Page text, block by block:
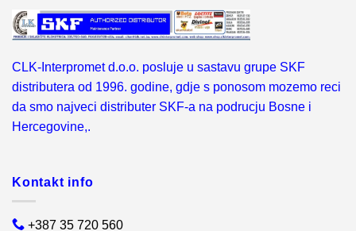
CLK-Interpromet d.o.o. posluje u sastavu grupe SKF
distributera od 1996. godine, gdje s ponosom mozemo reci
da smo najveci distributer SKF-a na podrucju Bosne i
Hercegovine,.
Kontakt info
+387 35 720 560